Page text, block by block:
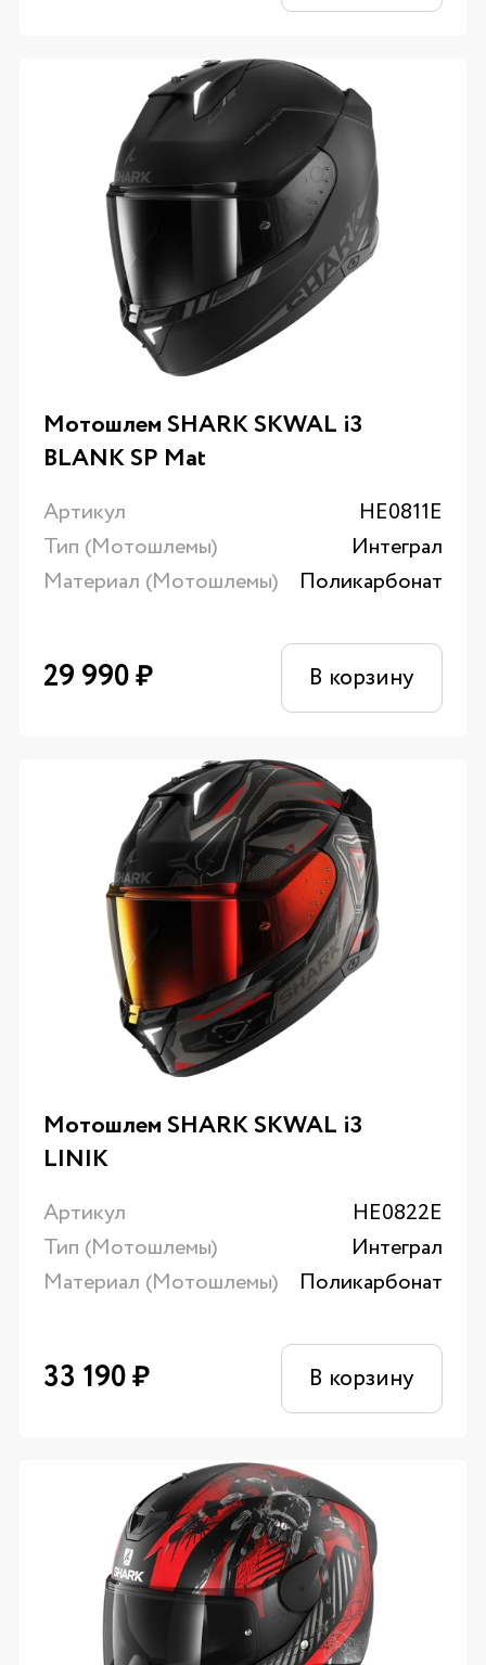
Мотошлем SHARK SKWAL i3
BLANK SP Mat
Артикул
HE0811E
Тип (Мотошлемы)
Интеграл
Материал (Мотошлемы)
Поликарбонат
29 990₽ В корзину
Мотошлем SHARK SKWAL i3
LINIK
Артикул
HE0822E
Тип (Мотошлемы)
Интеграл
Материал (Мотошлемы)
Поликарбонат
33 190₽ В корзину